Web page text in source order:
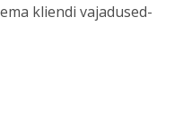
kliendi vajadused-